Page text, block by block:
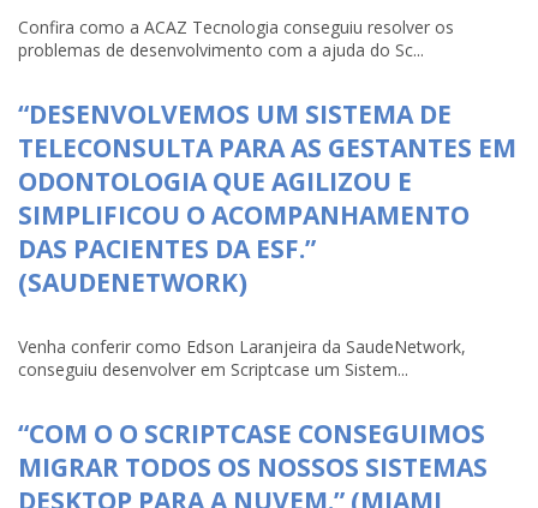
Confira como a ACAZ Tecnologia conseguiu resolver os
problemas de desenvolvimento com a ajuda do Sc...
“DESENVOLVEMOS UM SISTEMA DE
TELECONSULTA PARA AS GESTANTES EM
ODONTOLOGIA QUE AGILIZOU E
SIMPLIFICOU O ACOMPANHAMENTO
DAS PACIENTES DA ESF.”
(SAUDENETWORK)
Venha conferir como Edson Laranjeira da SaudeNetwork,
conseguiu desenvolver em Scriptcase um Sistem...
“COM O O SCRIPTCASE CONSEGUIMOS
MIGRAR TODOS OS NOSSOS SISTEMAS
DESKTOP PARA A NUVEM.” (MIAMI